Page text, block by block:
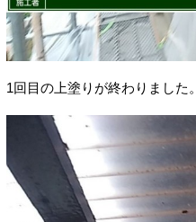
1回目の上塗りが終わりました。